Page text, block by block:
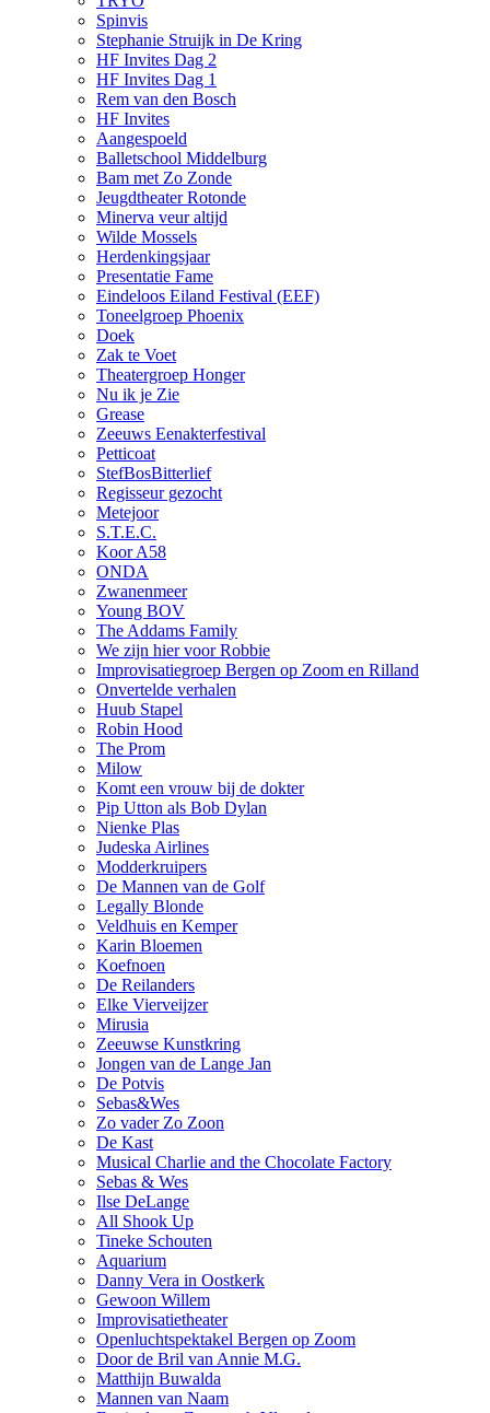
Spinvis
Stephanie Struijk in De Kring
HF Invites Dag 2
HF Invites Dag 1
Rem van den Bosch
HF Invites
Aangespoeld
Balletschool Middelburg
Bam met Zo Zonde
Jeugdtheater Rotonde
Minerva veur altijd
Wilde Mossels
Herdenkingsjaar
Presentatie Fame
Eindeloos Eiland Festival (EEF)
Toneelgroep Phoenix
Doek
Zak te Voet
Theatergroep Honger
Nu ik je Zie
Grease
Zeeuws Eenakterfestival
Petticoat
StefBosBitterlief
Regisseur gezocht
Metejoor
S.T.E.C.
Koor A58
ONDA
Zwanenmeer
Young BOV
The Addams Family
We zijn hier voor Robbie
Improvisatiegroep Bergen op Zoom en Rilland
Onvertelde verhalen
Huub Stapel
Robin Hood
The Prom
Milow
Komt een vrouw bij de dokter
Pip Utton als Bob Dylan
Nienke Plas
Judeska Airlines
Modderkruipers
De Mannen van de Golf
Legally Blonde
Veldhuis en Kemper
Karin Bloemen
Koefnoen
De Reilanders
Elke Vierveijzer
Mirusia
Zeeuwse Kunstkring
Jongen van de Lange Jan
De Potvis
Sebas&Wes
Zo vader Zo Zoon
De Kast
Musical Charlie and the Chocolate Factory
Sebas & Wes
Ilse DeLange
All Shook Up
Tineke Schouten
Aquarium
Danny Vera in Oostkerk
Gewoon Willem
Improvisatietheater
Openluchtspektakel Bergen op Zoom
Door de Bril van Annie M.G.
Matthijn Buwalda
Mannen van Naam